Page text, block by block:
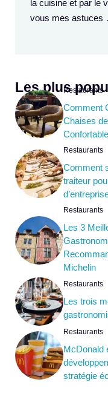
la cuisine et par le
vous mes astuces
Les plusRestaurants
Comment
Chaises
Restaurants
Comment
traiteur
Restaurants
Les 3
Michelin
Restaurants
Les trois
Restaurants
McDonald
stratégie